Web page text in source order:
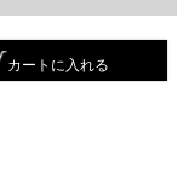
カートに入れる